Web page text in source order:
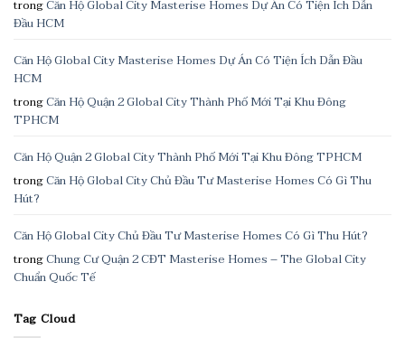
trongCăn Hộ Global City Masterise Homes Dự Án Có Tiện Ích Dẫn
Đầu HCM
Căn Hộ Global City Masterise Homes Dự Án Có Tiện Ích Dẫn Đầu
HCM
trongCăn Hộ Quận 2 Global City Thành Phố Mới Tại Khu Đông
TPHCM
Căn Hộ Quận 2 Global City Thành Phố Mới Tại Khu Đông TPHCM
trongCăn Hộ Global City Chủ Đầu Tư Masterise Homes Có Gì Thu
Hút?
Căn Hộ Global City Chủ Đầu Tư Masterise Homes Có Gì Thu Hút?
trongChung Cư Quận 2 CĐT Masterise Homes – The Global City
Chuẩn Quốc Tế
Tag Cloud